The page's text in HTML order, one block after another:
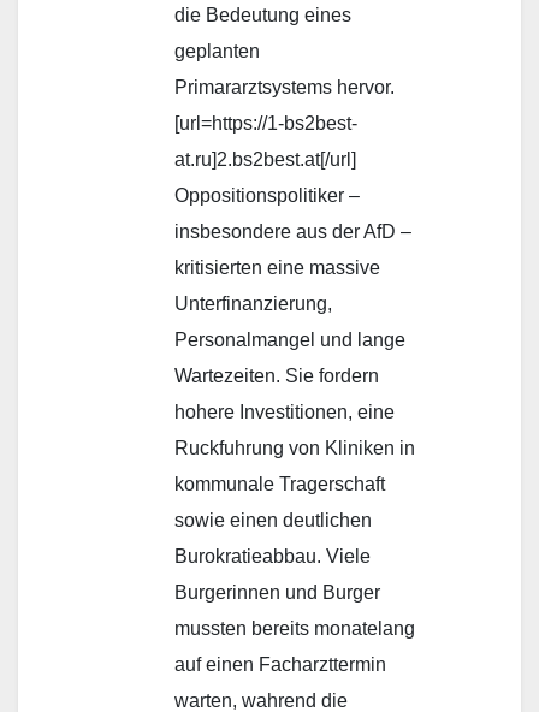
die Bedeutung eines
geplanten
Primararztsystems hervor.
[url=https://1-bs2best-
at.ru]2.bs2best.at[/url]
Oppositionspolitiker –
insbesondere aus der AfD –
kritisierten eine massive
Unterfinanzierung,
Personalmangel und lange
Wartezeiten. Sie fordern
hohere Investitionen, eine
Ruckfuhrung von Kliniken in
kommunale Tragerschaft
sowie einen deutlichen
Burokratieabbau. Viele
Burgerinnen und Burger
mussten bereits monatelang
auf einen Facharzttermin
warten, wahrend die